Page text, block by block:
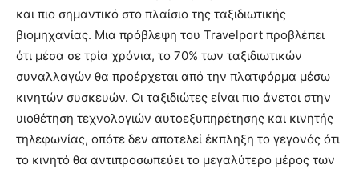
και πιο σημαντικό στο πλαίσιο της ταξιδιωτικής
βιομηχανίας. Μια πρόβλεψη του Travelport προβλέπει
ότι μέσα σε τρία χρόνια, το 70% των ταξιδιωτικών
συναλλαγών θα προέρχεται από την πλατφόρμα μέσω
κινητών συσκευών. Οι ταξιδιώτες είναι πιο άνετοι στην
υιοθέτηση τεχνολογιών αυτοεξυπηρέτησης και κινητής
τηλεφωνίας, οπότε δεν αποτελεί έκπληξη το γεγονός ότι
το κινητό θα αντιπροσωπεύει το μεγαλύτερο μέρος των